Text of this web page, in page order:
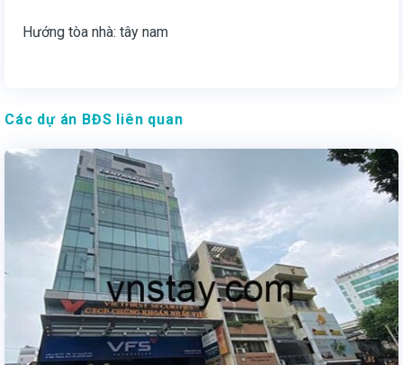
Hướng tòa nhà: tây nam
Các dự án BĐS liên quan